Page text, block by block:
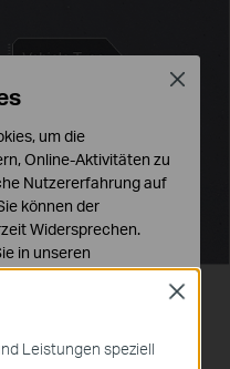
from other objects and
Leistungen speziell
Close
um die
Online-Aktivitäten zu
Nutzererfahrung auf
können der
Widersprechen.
in unseren
Systemen nicht
Close